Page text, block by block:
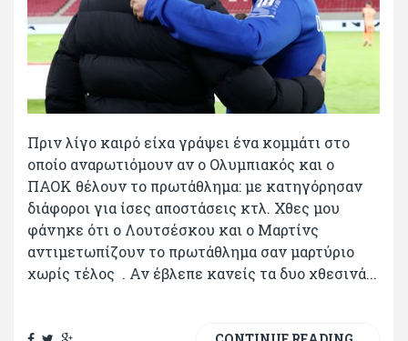
Πριν λίγο καιρό είχα γράψει ένα κομμάτι στο
οποίο αναρωτιόμουν αν ο Ολυμπιακός και ο
ΠΑΟΚ θέλουν το πρωτάθλημα: με κατηγόρησαν
διάφοροι για ίσες αποστάσεις κτλ. Χθες μου
φάνηκε ότι ο Λουτσέσκου και ο Μαρτίνς
αντιμετωπίζουν το πρωτάθλημα σαν μαρτύριο
χωρίς τέλος . Αν έβλεπε κανείς τα δυο χθεσινά...